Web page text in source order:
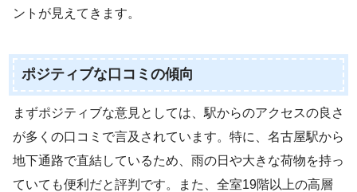
ントが見えてきます。
ポジティブな口コミの傾向
まずポジティブな意見としては、駅からのアクセスの良さ
が多くの口コミで言及されています。特に、名古屋駅から
地下通路で直結しているため、雨の日や大きな荷物を持っ
ていても便利だと評判です。また、全室19階以上の高層